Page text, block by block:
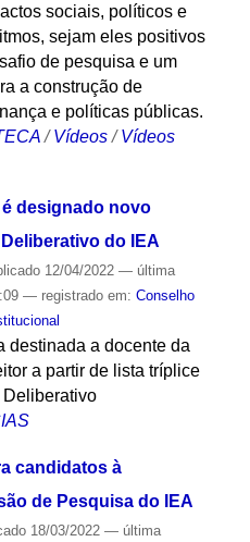
sociais, políticos e
sejam eles positivos
de pesquisa e um
a construção de
e políticas públicas.
/Vídeos /Vídeos
designado novo
do IEA
12/04/2022 — última
— registrado em: Conselho
destinada a docente da
a partir de lista tríplice
candidatos à
de Pesquisa do IEA
18/03/2022 — última